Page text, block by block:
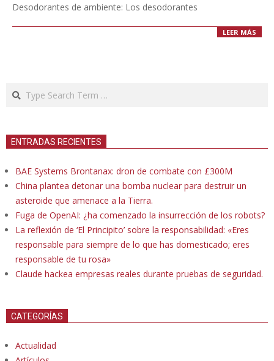
Desodorantes de ambiente: Los desodorantes
LEER MÁS
Search
ENTRADAS RECIENTES
BAE Systems Brontanax: dron de combate con £300M
China plantea detonar una bomba nuclear para destruir un
asteroide que amenace a la Tierra.
Fuga de OpenAI: ¿ha comenzado la insurrección de los robots?
La reflexión de ‘El Principito’ sobre la responsabilidad: «Eres
responsable para siempre de lo que has domesticado; eres
responsable de tu rosa»
Claude hackea empresas reales durante pruebas de seguridad.
CATEGORÍAS
Actualidad